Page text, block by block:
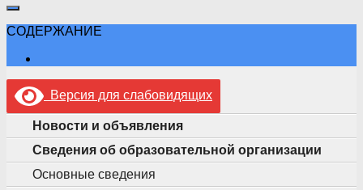
СОДЕРЖАНИЕ
Версия для слабовидящих
Новости и объявления
Сведения об образовательной организации
Основные сведения